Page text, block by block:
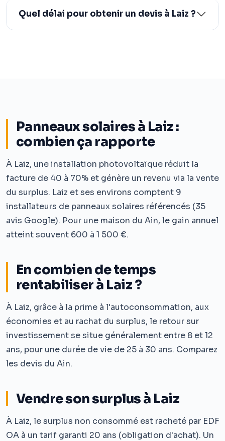
Panneaux solaires à Laiz :
combien ça rapporte
À Laiz, une installation photovoltaïque réduit la
facture de 40 à 70% et génère un revenu via la vente
du surplus. Laiz et ses environs comptent 9
installateurs de panneaux solaires référencés (35
avis Google). Pour une maison du Ain, le gain annuel
atteint souvent 600 à 1 500 €.
En combien de temps
rentabiliser à Laiz ?
À Laiz, grâce à la prime à l'autoconsommation, aux
économies et au rachat du surplus, le retour sur
investissement se situe généralement entre 8 et 12
ans, pour une durée de vie de 25 à 30 ans. Comparez
les devis du Ain.
Vendre son surplus à Laiz
À Laiz, le surplus non consommé est racheté par EDF
OA à un tarif garanti 20 ans (obligation d'achat). Un
Quel délai pour obtenir un devis à Laiz ?